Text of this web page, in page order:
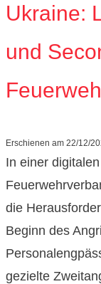
Ukraine:
und
Erschienen am 22/12/
In einer
die
Beginn des
gezielte